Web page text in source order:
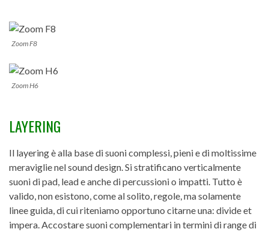
Zoom F8
Zoom H6
LAYERING
Il layering è alla base di suoni complessi, pieni e di moltissime
meraviglie nel sound design. Si stratificano verticalmente
suoni di pad, lead e anche di percussioni o impatti. Tutto è
valido, non esistono, come al solito, regole, ma solamente
linee guida, di cui riteniamo opportuno citarne una: divide et
impera. Accostare suoni complementari in termini di range di